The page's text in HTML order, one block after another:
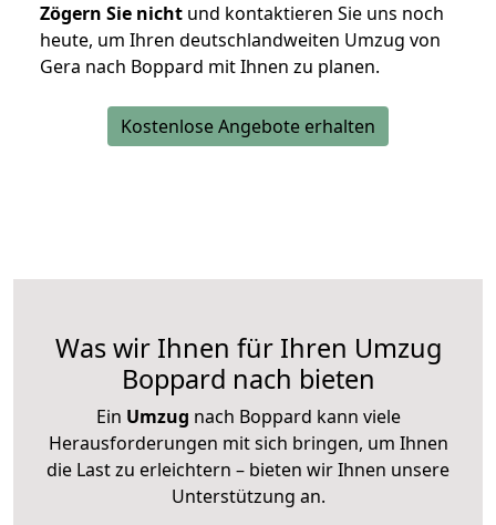
Zögern Sie nicht und kontaktieren Sie uns noch
heute, um Ihren deutschlandweiten Umzug von
Gera nach Boppard mit Ihnen zu planen.
Kostenlose Angebote erhalten
Was wir Ihnen für Ihren Umzug
Boppard nach bieten
Ein Umzug nach Boppard kann viele
Herausforderungen mit sich bringen, um Ihnen
die Last zu erleichtern – bieten wir Ihnen unsere
Unterstützung an.